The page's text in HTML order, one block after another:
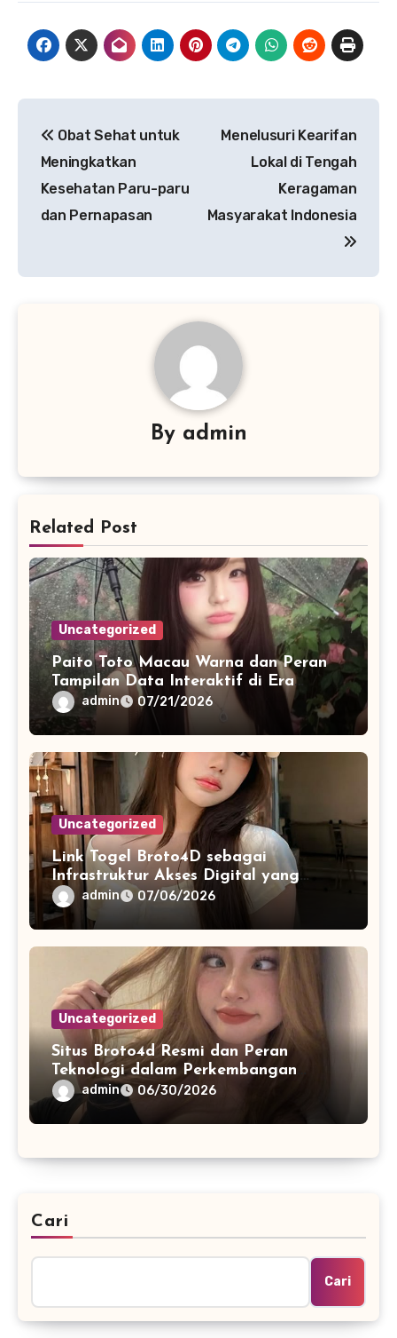
pos
Obat Sehat untuk
Meningkatkan
Kesehatan Paru-paru
dan Pernapasan
Menelusuri Kearifan
Lokal di Tengah
Keragaman
Masyarakat Indonesia
By admin
Related Post
Uncategorized
Paito Toto Macau Warna dan Peran
Tampilan Data Interaktif di Era
Informasi Digital Modern
admin 07/21/2026
Uncategorized
Link Togel Broto4D sebagai
Infrastruktur Akses Digital yang
Lebih Stabil dan Cepat
admin 07/06/2026
Uncategorized
Situs Broto4d Resmi dan Peran
Teknologi dalam Perkembangan
Platform Online
admin 06/30/2026
Cari
Cari